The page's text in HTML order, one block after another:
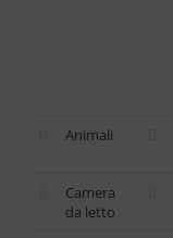
Animali
Camera
da letto